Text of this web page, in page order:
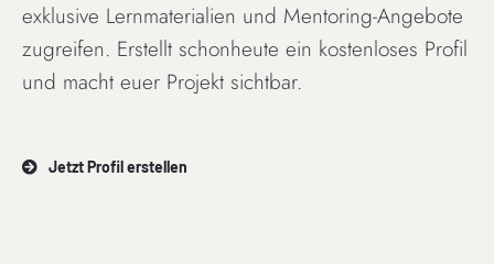
exklusive Lernmaterialien und Mentoring-Angebote
zugreifen. Erstellt schonheute ein kostenloses Profil
und macht euer Projekt sichtbar.
Jetzt Profil erstellen